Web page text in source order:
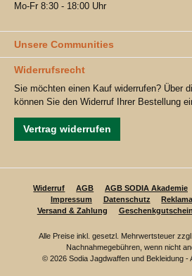
Mo-Fr 8:30 - 18:00 Uhr
Unsere Communities
Widerrufsrecht
Sie möchten einen Kauf widerrufen? Über
können Sie den Widerruf Ihrer Bestellung
Vertrag widerrufen
Widerruf AGB AGB SODIA Akademie
Impressum
Datenschutz
Versand & Zahlung
Geschenkgutschein
Alle Preise inkl. gesetzl. Mehrwertsteuer zzgl.
Nachnahmegebühren, wenn nicht
© 2026 Sodia Jagdwaffen und Bekleidung -